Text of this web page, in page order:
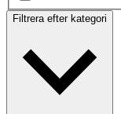
Filtrera efter kategori